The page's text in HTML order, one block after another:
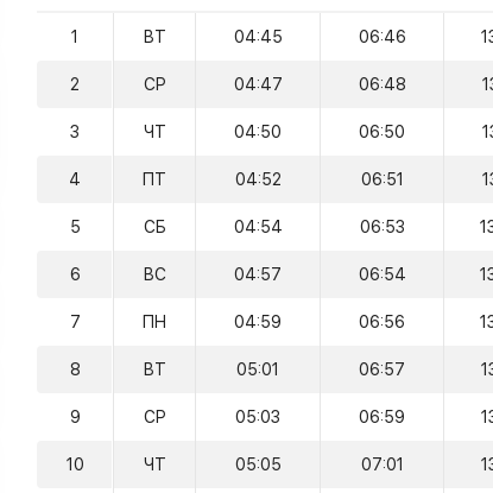
1 ВТ 04:45 06:46
2 СР 04:47 06:48
3 ЧТ 04:50 06:50
4 ПТ 04:52 06:51
5 СБ 04:54 06:53
6 ВС 04:57 06:54
7 ПН 04:59 06:56
8 ВТ 05:01 06:57
9 СР 05:03 06:59
10 ЧТ 05:05 07:01